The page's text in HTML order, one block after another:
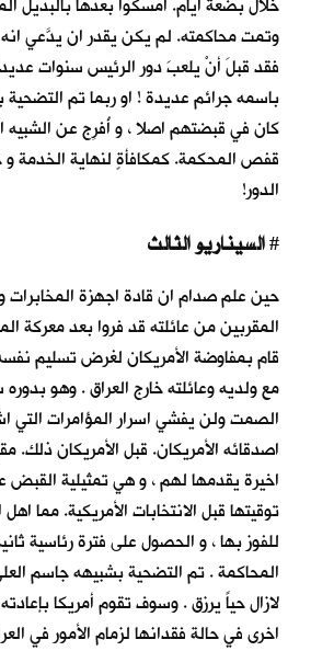
وتمت محاكمته. لم يكن يقدر ان يدَّعي
فقد قبلَ أنْ يلعبَ دور الرئيس سنوات
باسمه جرائم عديدة ! او ربما تم التضحية
كان في قبضتهم اصلا ، و أُفرِج عن
قفص المحكمة. كمكافأةٍ لنهاية الخدمة
الدور!
#
حين علم صدام ان قادة اجهزة
المقربين من عائلته قد فروا بعد معركة
قام بمفاوضة الأمريكان لغرض تسليم
مع ولديه وعائلته خارج العراق . وهو
الصمت ولن يفشي اسرار المؤامرات التي
اصدقائه الأمريكان. قبل الأمريكان ذلك.
اخيرة يقدمها لهم ، و هي تمثيلية القبض
توقيتها قبل الانتخابات الأمريكية. مما
للفوز بها ، و الحصول على فترة رئاسية
المحاكمة . تم التضحية بشبيهه جاسم
لازال حياً يرزق . وسوف تقوم أمريكا
اخرى في حالة فقدانها لزمام الأمور في